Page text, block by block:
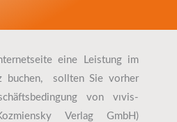
eine Leistung im
buchen, sollten Sie vorher
von vıvis-
Verlag GmbH)